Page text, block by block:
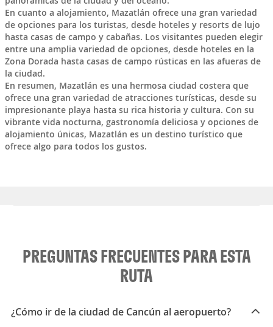
En cuanto a alojamiento, Mazatlán ofrece una gran variedad
de opciones para los turistas, desde hoteles y resorts de lujo
hasta casas de campo y cabañas. Los visitantes pueden elegir
entre una amplia variedad de opciones, desde hoteles en la
Zona Dorada hasta casas de campo rústicas en las afueras de
la ciudad.
En resumen, Mazatlán es una hermosa ciudad costera que
ofrece una gran variedad de atracciones turísticas, desde su
impresionante playa hasta su rica historia y cultura. Con su
vibrante vida nocturna, gastronomía deliciosa y opciones de
alojamiento únicas, Mazatlán es un destino turístico que
ofrece algo para todos los gustos.
PREGUNTAS FRECUENTES PARA ESTA
RUTA
¿Cómo ir de la ciudad de Cancún al aeropuerto?